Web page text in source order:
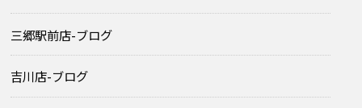
三郷駅前店-ブログ
吉川店-ブログ